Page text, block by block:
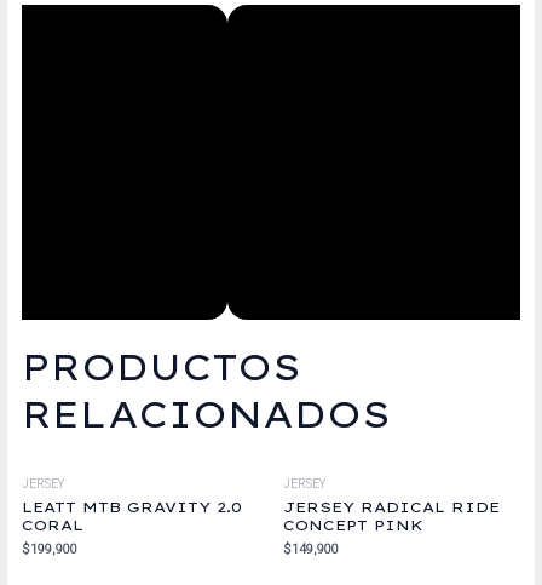
PRODUCTOS
RELACIONADOS
JERSEY
LEATT MTB GRAVITY 2.0
CORAL
$199,900
JERSEY
JERSEY RADICAL RIDE
CONCEPT PINK
$149,900